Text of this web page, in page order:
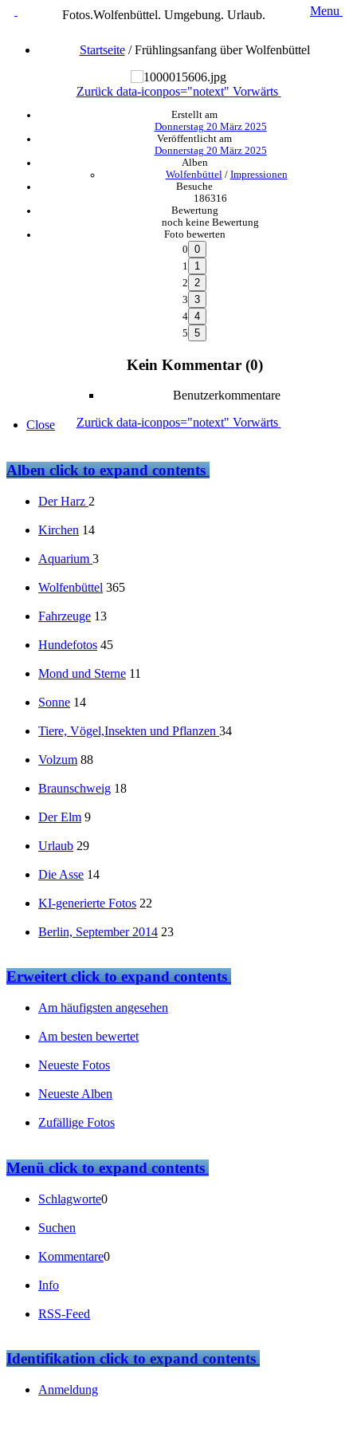
Fotos.Wolfenbüttel. Umgebung. Urlaub. Menu
Startseite/Frühlingsanfang über Wolfenbüttel
Zurück data-iconpos="notext" Vorwärts
Erstellt am
Donnerstag 20 März 2025
Veröffentlicht am
Donnerstag 20 März 2025
Alben
Wolfenbüttel / Impressionen
Besuche
186316
Bewertung
noch keine Bewertung
Foto bewerten
0
1
2
3
4
5
Kein Kommentar (0)
Benutzerkommentare
Zurück data-iconpos="notext" Vorwärts
Close
Albenclick to expand contents
Der Harz 2
Kirchen 14
Aquarium 3
Wolfenbüttel 365
Fahrzeuge 13
Hundefotos 45
Mond und Sterne 11
Sonne 14
Tiere, Vögel,Insekten und Pflanzen 34
Volzum 88
Braunschweig 18
Der Elm 9
Urlaub 29
Die Asse 14
KI-generierte Fotos 22
Berlin, September 2014 23
Erweitertclick to expand contents
Am häufigsten angesehen
Am besten bewertet
Neueste Fotos
Neueste Alben
Zufällige Fotos
Menüclick to expand contents
Schlagworte0
Suchen
Kommentare0
Info
RSS-Feed
Identifikationclick to expand contents
Anmeldung